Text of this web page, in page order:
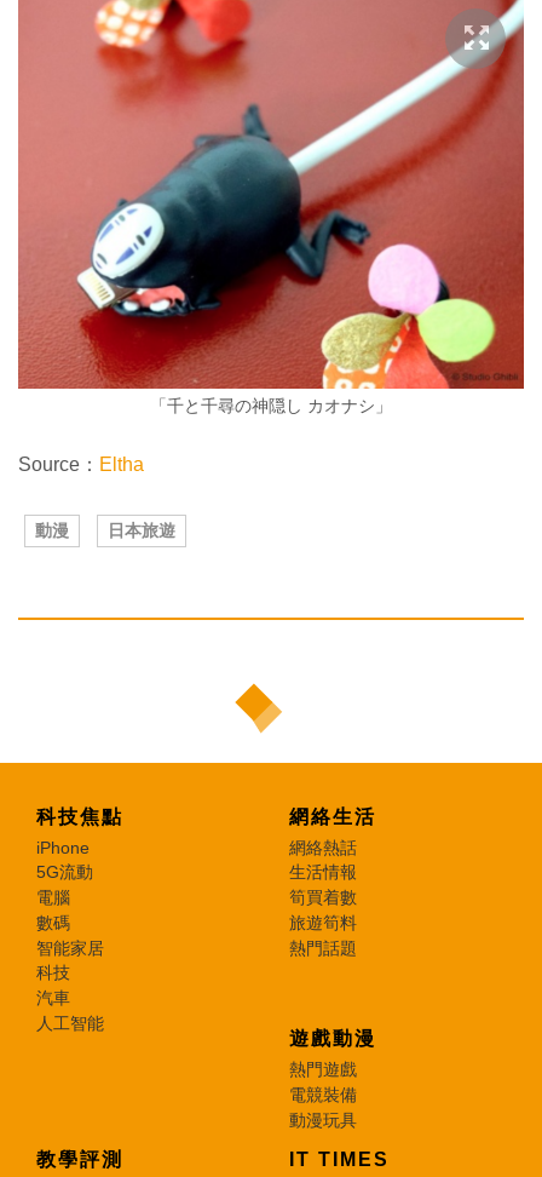
「千と千尋の神隠し カオナシ」
Source： Eltha
動漫 日本旅遊
科技焦點
iPhone
5G流動
電腦
數碼
智能家居
科技
汽車
人工智能
網絡生活
網絡熱話
生活情報
筍買着數
旅遊筍料
熱門話題
遊戲動漫
熱門遊戲
電競裝備
動漫玩具
教學評測 IT TIMES